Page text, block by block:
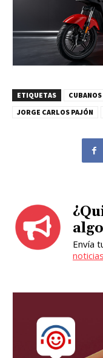
ETIQUETAS
JORGE CARLOS PAJÓN
Envía